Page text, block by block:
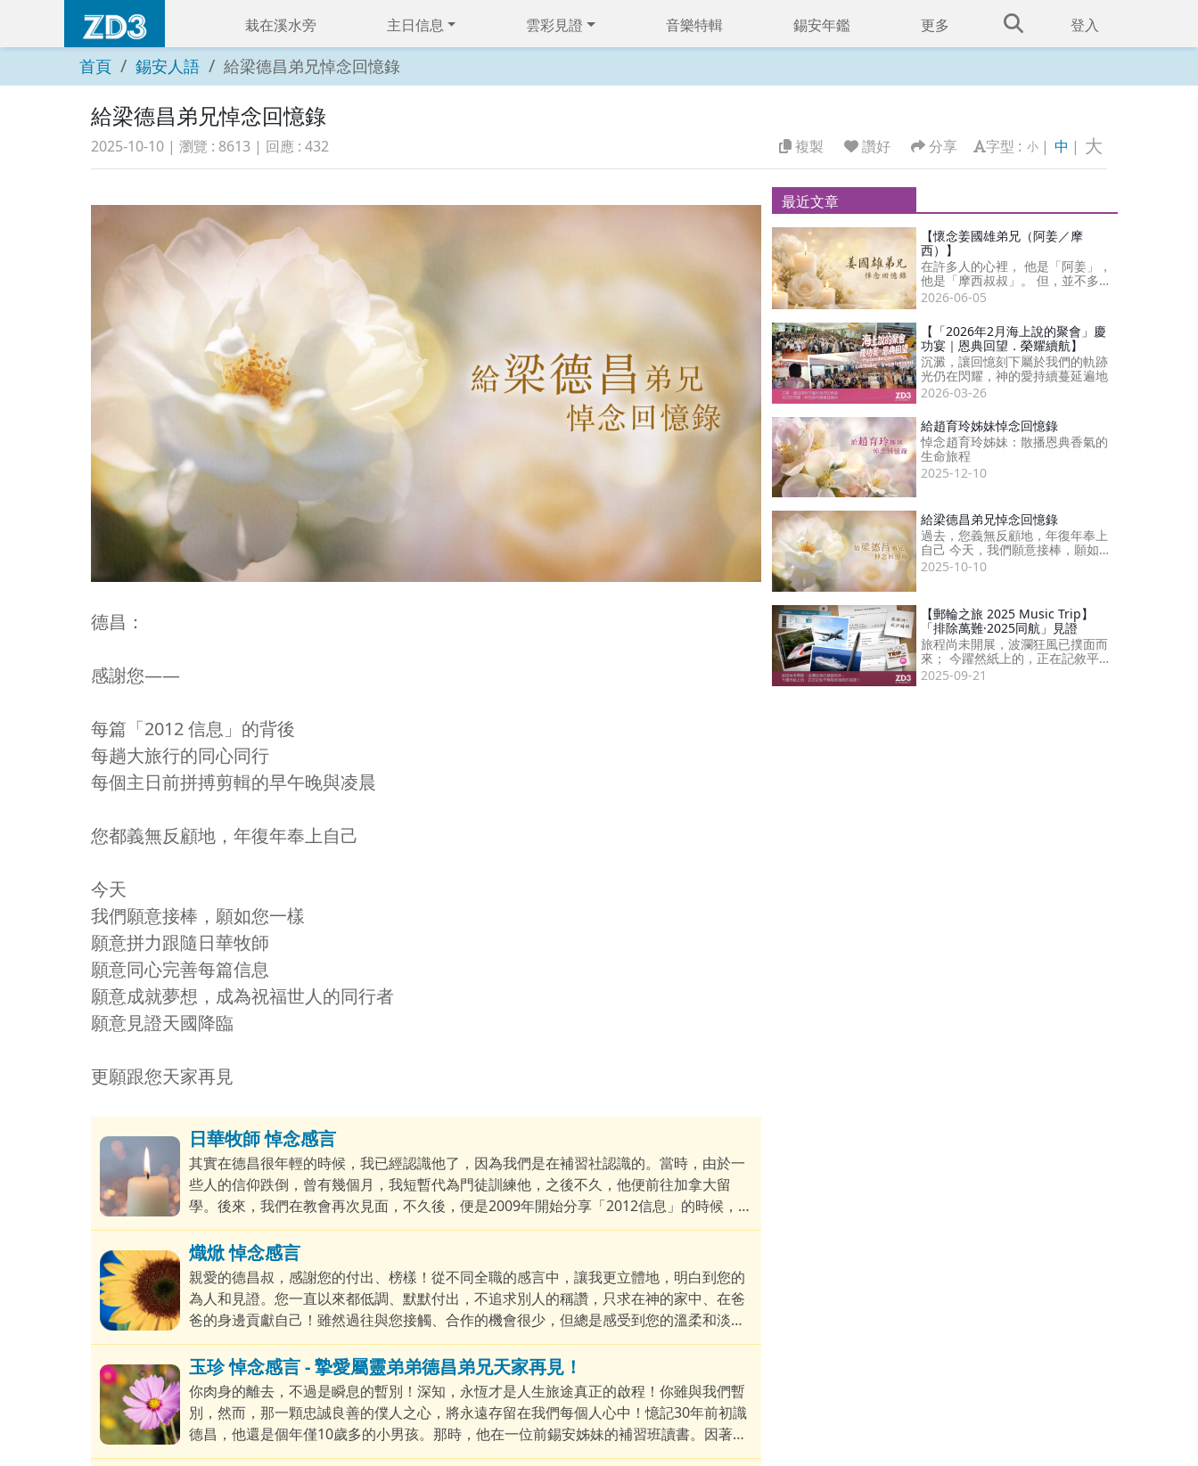
栽在溪水旁 主日信息 雲彩見證 音樂特輯 錫安年鑑 更多 登入
首頁 錫安人語 給梁德昌弟兄悼念回憶錄
給梁德昌弟兄悼念回憶錄
2025-10-10 | 瀏覽 : 8613 | 回應 : 432 複製 讚好 分享 字型 : 小 | 中 | 大
德昌：
感謝您——
每篇「2012 信息」的背後
每趟大旅行的同心同行
每個主日前拼搏剪輯的早午晚與凌晨
您都義無反顧地，年復年奉上自己
今天
我們願意接棒，願如您一樣
願意拼力跟隨日華牧師
願意同心完善每篇信息
願意成就夢想，成為祝福世人的同行者
願意見證天國降臨
更願跟您天家再見
日華牧師 悼念感言
其實在德昌很年輕的時候，我已經認識他了，因為我們是在補習社認識的。當時，由於一
些人的信仰跌倒，曾有幾個月，我短暫代為門徒訓練他，之後不久，他便前往加拿大留
學。後來，我們在教會再次見面，不久後，便是2009年開始分享「2012信息」的時候，他
亦加入幫忙剪輯及處理信息發佈的工作。
熾焮 悼念感言
親愛的德昌叔，感謝您的付出、榜樣！從不同全職的感言中，讓我更立體地，明白到您的
為人和見證。您一直以來都低調、默默付出，不追求別人的稱讚，只求在神的家中、在爸
爸的身邊貢獻自己！雖然過往與您接觸、合作的機會很少，但總是感受到您的溫柔和淡
定，希望在不同層面上幫助大家！
玉珍 悼念感言 - 摯愛屬靈弟弟德昌弟兄天家再見！
你肉身的離去，不過是瞬息的暫別！深知，永恆才是人生旅途真正的啟程！你雖與我們暫
別，然而，那一顆忠誠良善的僕人之心，將永遠存留在我們每個人心中！憶記30年前初識
德昌，他還是個年僅10歲多的小男孩。那時，他在一位前錫安姊妹的補習班讀書。因著認
識錫安，德昌展開了迥異而絢麗的精彩人生！在信仰的各個階段，神賜予他獨特的塑造與
最近文章
【懷念姜國雄弟兄（阿姜／摩
西）】
在許多人的心裡， 他是「阿姜」，
他是「摩西叔叔」。 但，並不多人
知曉， 他曾是小巴車主、司機； 後
2026-06-05
【「2026年2月海上說的聚會」慶
功宴｜恩典回望．榮耀續航】
沉澱，讓回憶刻下屬於我們的軌跡
光仍在閃耀，神的愛持續蔓延遍地
2026-03-26
給趙育玲姊妹悼念回憶錄
悼念趙育玲姊妹：散播恩典香氣的
生命旅程
2025-12-10
給梁德昌弟兄悼念回憶錄
過去，您義無反顧地，年復年奉上
自己 今天，我們願意接棒，願如您
一樣
2025-10-10
【郵輪之旅 2025 Music Trip】
「排除萬難·2025同航」見證
旅程尚未開展，波瀾狂風已撲面而
來； 今躍然紙上的，正在記敘平靜
風和海般的見證！
2025-09-21